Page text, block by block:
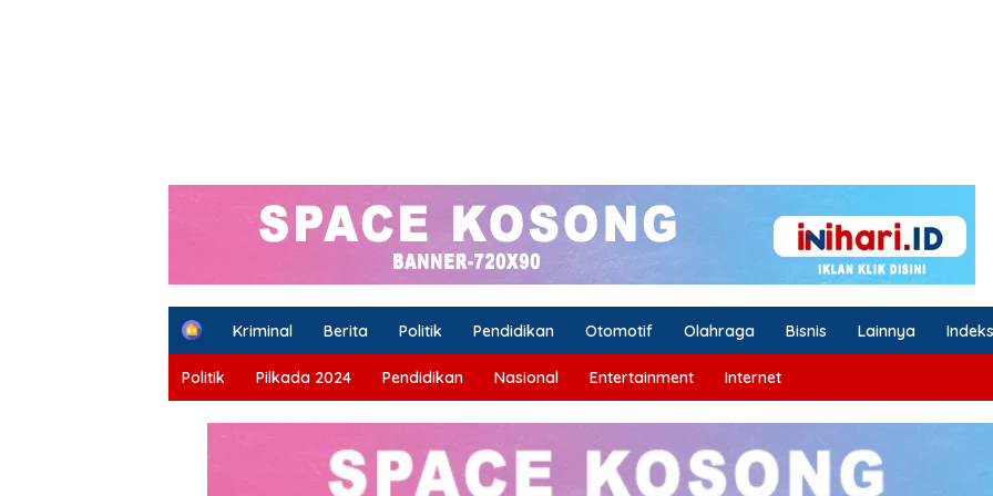
H
m
e
Kriminal Berita Politik Pendidikan Otomotif Olahraga Bisnis Lainnya Indeks
Politik Pilkada 2024 Pendidikan Nasional Entertainment Internet